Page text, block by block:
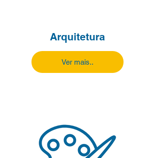
Arquitetura
Ver mais..